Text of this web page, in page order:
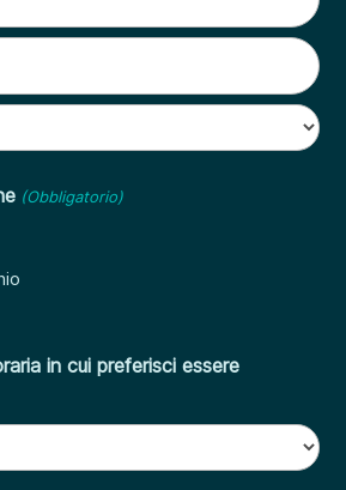
(Obbligatorio)
in cui preferisci essere